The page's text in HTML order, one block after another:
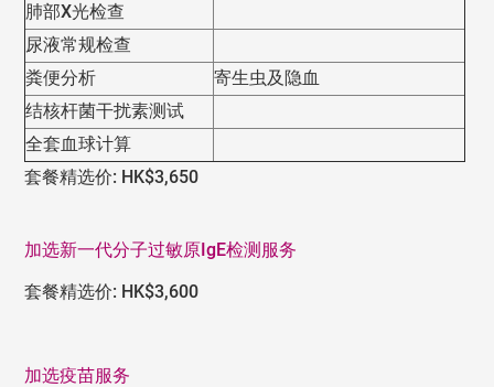
肺部X光检查
尿液常规检查
粪便分析
寄生虫及隐血
结核杆菌干扰素测试
全套血球计算
套餐精选价: HK$3,650
加选新一代分子过敏原IgE检测服务
套餐精选价: HK$3,600
加选疫苗服务